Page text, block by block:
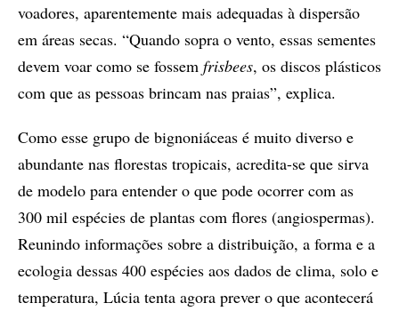
voadores, aparentemente mais adequadas à dispersão
em áreas secas. “Quando sopra o vento, essas sementes
devem voar como se fossem frisbees, os discos plásticos
com que as pessoas brincam nas praias”, explica.
Como esse grupo de bignoniáceas é muito diverso e
abundante nas florestas tropicais, acredita-se que sirva
de modelo para entender o que pode ocorrer com as
300 mil espécies de plantas com flores (angiospermas).
Reunindo informações sobre a distribuição, a forma e a
ecologia dessas 400 espécies aos dados de clima, solo e
temperatura, Lúcia tenta agora prever o que acontecerá